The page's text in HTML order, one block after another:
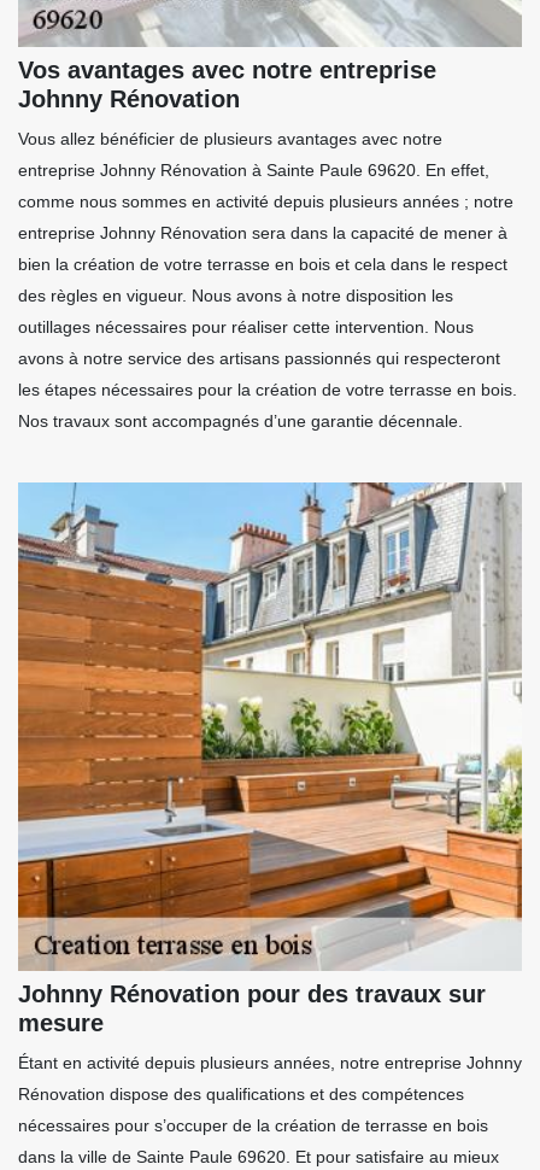
Vos avantages avec notre entreprise
Johnny Rénovation
Vous allez bénéficier de plusieurs avantages avec notre
entreprise Johnny Rénovation à Sainte Paule 69620. En effet,
comme nous sommes en activité depuis plusieurs années ; notre
entreprise Johnny Rénovation sera dans la capacité de mener à
bien la création de votre terrasse en bois et cela dans le respect
des règles en vigueur. Nous avons à notre disposition les
outillages nécessaires pour réaliser cette intervention. Nous
avons à notre service des artisans passionnés qui respecteront
les étapes nécessaires pour la création de votre terrasse en bois.
Nos travaux sont accompagnés d’une garantie décennale.
Johnny Rénovation pour des travaux sur
mesure
Étant en activité depuis plusieurs années, notre entreprise Johnny
Rénovation dispose des qualifications et des compétences
nécessaires pour s’occuper de la création de terrasse en bois
dans la ville de Sainte Paule 69620. Et pour satisfaire au mieux